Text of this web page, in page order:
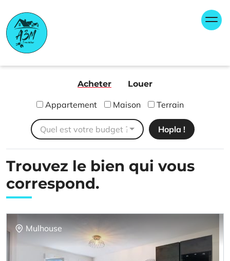
content
A3M Immobilier
Agence immobilière FNAIM Bantzenheim Rixheim
Ensisheim
Acheter Louer
Appartement Maison Terrain
Quel est votre budget ?
Trouvez le bien qui vous
correspond.
Mulhouse